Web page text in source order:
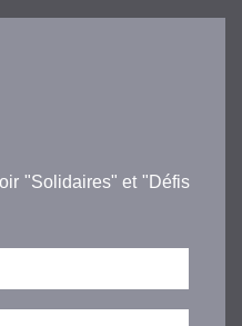
"Solidaires" et "Défis